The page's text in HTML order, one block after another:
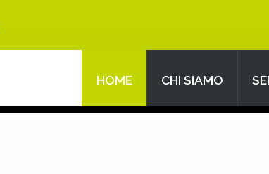
Searchour
HOME CHI SIAMO